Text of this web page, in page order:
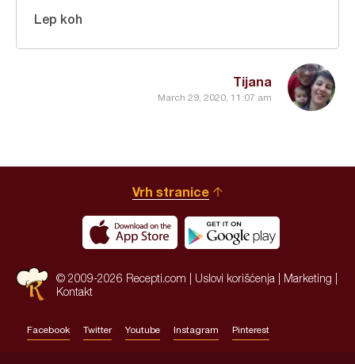
Tijana
March 29, 2020, 11:07 am
Lep koh
Vrh stranice
© 2009-2026 Recepti.com | Uslovi korišćenja Marketing
Kontakt
Facebook Twitter Youtube Instagram Pinterest